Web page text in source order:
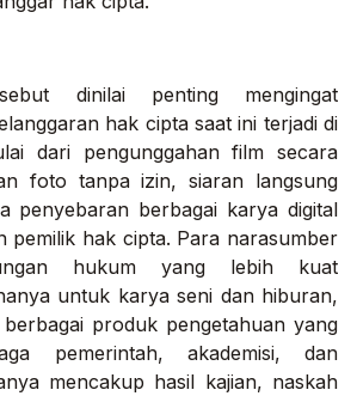
dinilai penting mengingat
hak cipta saat ini terjadi di
dari pengunggahan film secara
foto tanpa izin, siaran langsung
penyebaran berbagai karya digital
pemilik hak cipta. Para narasumber
hukum yang lebih kuat
untuk karya seni dan hiburan,
produk pengetahuan yang
pemerintah, akademisi, dan
mencakup hasil kajian, naskah